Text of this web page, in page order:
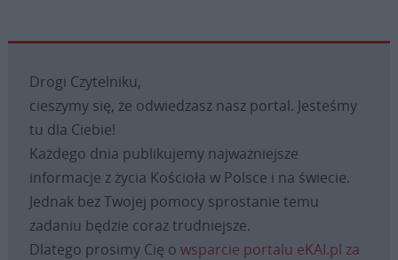
Drogi Czytelniku,
cieszymy się, że odwiedzasz nasz portal. Jesteśmy
tu dla Ciebie!
Każdego dnia publikujemy najważniejsze
informacje z życia Kościoła w Polsce i na świecie.
Jednak bez Twojej pomocy sprostanie temu
zadaniu będzie coraz trudniejsze.
Dlatego prosimy Cię o wsparcie portalu eKAI.pl za